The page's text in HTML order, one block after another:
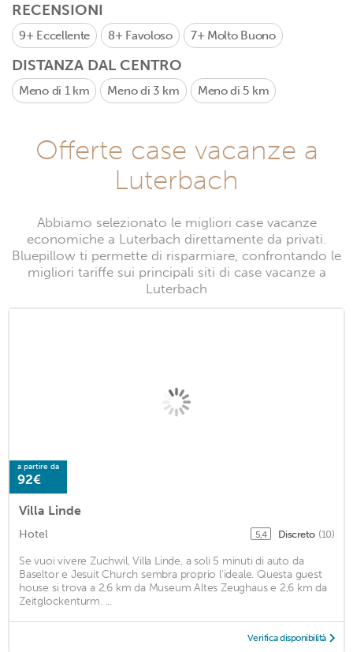
RECENSIONI
9+ Eccellente 8+ Favoloso 7+ Molto Buono
DISTANZA DAL CENTRO
Meno di 1 km Meno di 3 km Meno di 5 km
Offerte case vacanze a
Luterbach
Abbiamo selezionato le migliori case vacanze
economiche a Luterbach direttamente da privati.
Bluepillow ti permette di risparmiare, confrontando le
migliori tariffe sui principali siti di case vacanze a
Luterbach
a partire da
92€
Villa Linde
Hotel 5,4 Discreto (10)
Se vuoi vivere Zuchwil, Villa Linde, a soli 5 minuti di auto da
Baseltor e Jesuit Church sembra proprio l'ideale. Questa guest
house si trova a 2,6 km da Museum Altes Zeughaus e 2,6 km da
Zeitglockenturm. ...
Verifica disponibilità